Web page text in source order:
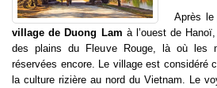
Après le
village de Duong Lam à l’ouest de
des plains du Fleuve Rouge, là où les
réservées encore. Le village est considéré
la culture rizière au nord du Vietnam. Le